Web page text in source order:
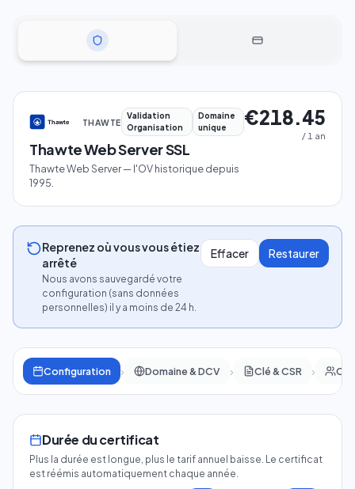
THAWTE
Validation
Organisation
Domaine
unique
Thawte Web Server SSL
Thawte Web Server — l'OV historique depuis
1995.
€218.45
/ 1 an
Reprenez où vous vous étiez
arrêté
Nous avons sauvegardé votre
configuration (sans données
personnelles) il y a moins de 24 h.
Effacer Restaurer
Configuration › Domaine & DCV › Clé & CSR ›
Durée du certificat
Plus la durée est longue, plus le tarif annuel baisse. Le certificat
est réémis automatiquement chaque année.